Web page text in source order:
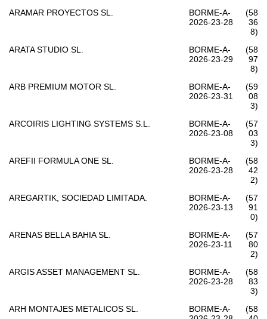
ARAMAR PROYECTOS SL.
BORME-A-
2026-23-28
(58
36
8)
ARATA STUDIO SL.
BORME-A-
2026-23-29
(58
97
8)
ARB PREMIUM MOTOR SL.
BORME-A-
2026-23-31
(59
08
3)
ARCOIRIS LIGHTING SYSTEMS S.L.
BORME-A-
2026-23-08
(57
03
3)
AREFII FORMULA ONE SL.
BORME-A-
2026-23-28
(58
42
2)
AREGARTIK, SOCIEDAD LIMITADA.
BORME-A-
2026-23-13
(57
91
0)
ARENAS BELLA BAHIA SL.
BORME-A-
2026-23-11
(57
80
2)
ARGIS ASSET MANAGEMENT SL.
BORME-A-
2026-23-28
(58
83
3)
ARH MONTAJES METALICOS SL.
BORME-A-
(58